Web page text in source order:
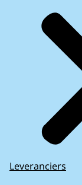
Leveranciers